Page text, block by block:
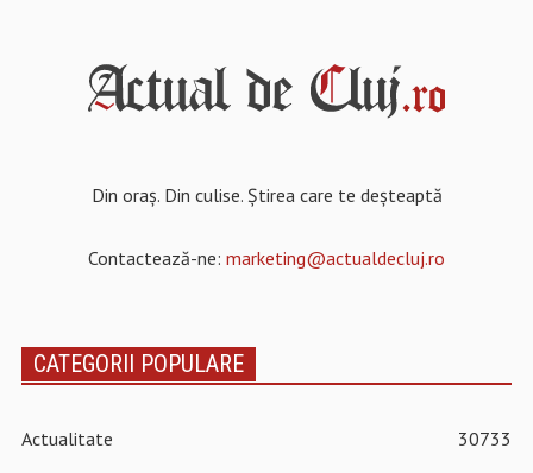
Din oraș. Din culise. Știrea care te deșteaptă
Contactează-ne: marketing@actualdecluj.ro
CATEGORII POPULARE
Actualitate
30733